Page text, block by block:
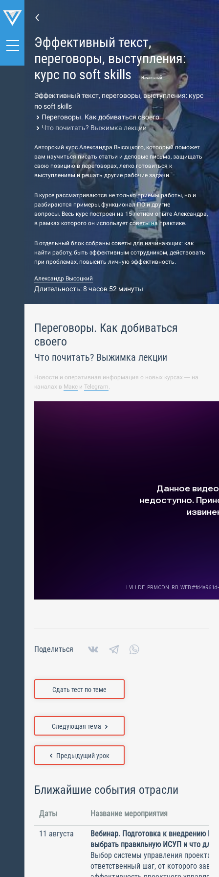
Эффективный текст,
переговоры, выступления:
курс по soft skills
Начальный
Эффективный текст, переговоры, выступления: курс
по soft skills
Переговоры. Как добиваться своего
Что почитать? Выжимка лекции
Авторский курс Александра Высоцкого, котоорый поможет
вам научиться писать статьи и деловые письма, защищать
свою позицию в переговорах, легко готовиться к
выступлениям и решать другие рабочие задачи.
В курсе рассматриваются не только приемы работы, но и
разбираются примеры, функционал ПО и другие
вопросы. Весь курс построен на 15-летнем опыте Александра,
в рамках которого он использует советы на практике.
В отдельный блок собраны советы для начинающих: как
найти работу, быть эффективным сотрудником, действовать
при проблемах, повысить личную эффективность.
Александр Высоцкий
Длительность: 8 часов 52 минуты
Переговоры. Как добиваться
своего
Что почитать? Выжимка лекции
Новости и оперативная информация о новых курсах — на
каналах в Макс и Telegram.
Поделиться
Сдать тест по теме
Предыдущий урок
Следующая тема
Ближайшие события отрасли
Даты Название мероприятия
11 августа
Вебинар. Подготовка к внедрению
выбрать правильную ИСУП и что для
Выбор системы управления
ответственный шаг, от которого